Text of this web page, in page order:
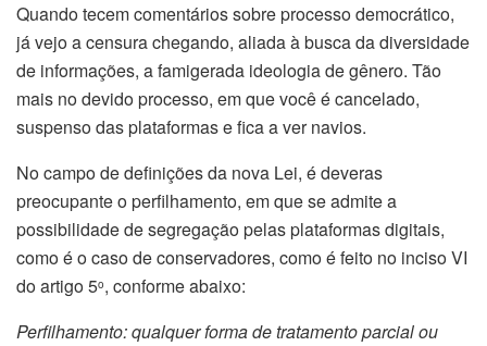
Quando tecem comentários sobre processo democrático,
já vejo a censura chegando, aliada à busca da diversidade
de informações, a famigerada ideologia de gênero. Tão
mais no devido processo, em que você é cancelado,
suspenso das plataformas e fica a ver navios.
No campo de definições da nova Lei, é deveras
preocupante o perfilhamento, em que se admite a
possibilidade de segregação pelas plataformas digitais,
como é o caso de conservadores, como é feito no inciso VI
do artigo 5o, conforme abaixo:
Perfilhamento: qualquer forma de tratamento parcial ou